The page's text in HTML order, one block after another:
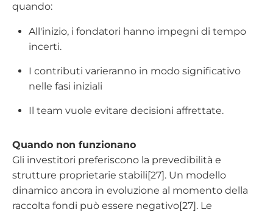
quando:
All'inizio, i fondatori hanno impegni di tempo
incerti.
I contributi varieranno in modo significativo
nelle fasi iniziali
Il team vuole evitare decisioni affrettate.
Quando non funzionano
Gli investitori preferiscono la prevedibilità e
strutture proprietarie stabili[27]. Un modello
dinamico ancora in evoluzione al momento della
raccolta fondi può essere negativo[27]. Le